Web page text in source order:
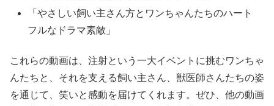
「やさしい飼い主さん方とワンちゃんたちのハート
フルなドラマ素敵」 ​
これらの動画は、注射という一大イベントに挑むワンちゃ
んたちと、それを支える飼い主さん、獣医師さんたちの姿
を通じて、笑いと感動を届けてくれます。​ぜひ、他の動画